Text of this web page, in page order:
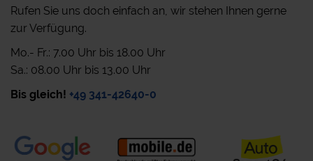
Rufen Sie uns doch einfach an, wir stehen Ihnen gerne
zur Verfügung.
Mo.- Fr.: 7.00 Uhr bis 18.00 Uhr
Sa.: 08.00 Uhr bis 13.00 Uhr
Bis gleich! +49 341-42640-0